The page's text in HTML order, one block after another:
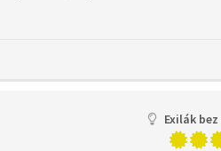
Exilák